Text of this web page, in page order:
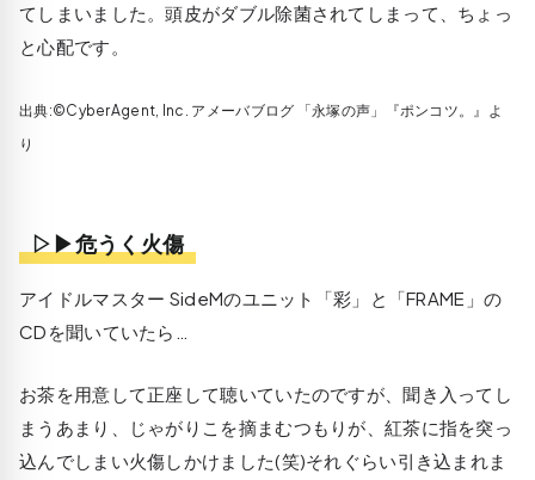
てしまいました。頭皮がダブル除菌されてしまって、ちょっ
と心配です。
出典:©CyberAgent, Inc. アメーバブログ 「永塚の声」『ポンコツ。』よ
り
▷▶危うく火傷
アイドルマスター SideMのユニット「彩」と「FRAME」の
CDを聞いていたら…
お茶を用意して正座して聴いていたのですが、聞き入ってし
まうあまり、じゃがりこを摘まむつもりが、紅茶に指を突っ
込んでしまい火傷しかけました(笑)それぐらい引き込まれま